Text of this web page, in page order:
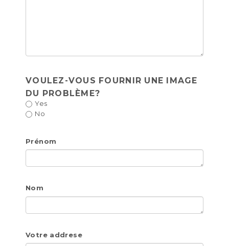
VOULEZ-VOUS FOURNIR UNE IMAGE
DU PROBLÈME?
Yes
No
Prénom
Nom
Votre addrese